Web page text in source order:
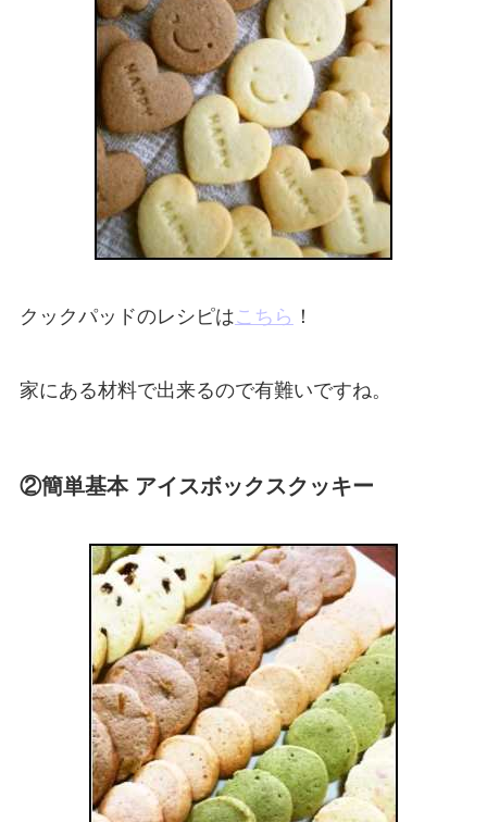
クックパッドのレシピはこちら ！
家にある材料で出来るので有難いですね。
②簡単基本 アイスボックスクッキー